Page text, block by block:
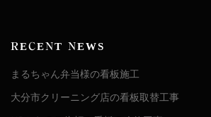
RECENT NEWS
まるちゃん弁当様の看板施工
大分市クリーニング店の看板取替工事